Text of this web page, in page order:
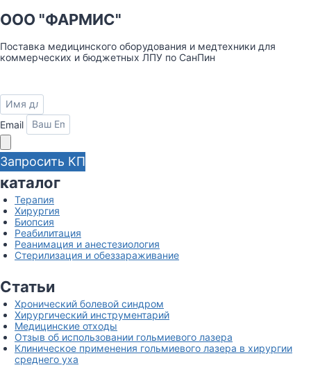
ООО "ФАРМИС"
Поставка медицинского оборудования и медтехники для
коммерческих и бюджетных ЛПУ по СанПин
Email
Запросить КП
каталог
Терапия
Хирургия
Биопсия
Реабилитация
Реанимация и анестезиология
Стерилизация и обеззараживание
Статьи
Хронический болевой синдром
Хирургический инструментарий
Медицинские отходы
Отзыв об использовании гольмиевого лазера
Клиническое применения гольмиевого лазера в хирургии
среднего уха